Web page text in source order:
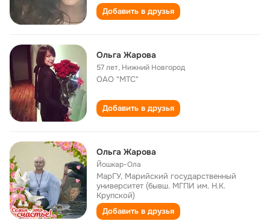
Добавить в друзья
Ольга Жарова
57 лет, Нижний Новгород
ОАО "МТС"
Добавить в друзья
Ольга Жарова
Йошкар-Ола
МарГУ, Марийский государственный
университет (бывш. МГПИ им. Н.К.
Крупской)
Добавить в друзья